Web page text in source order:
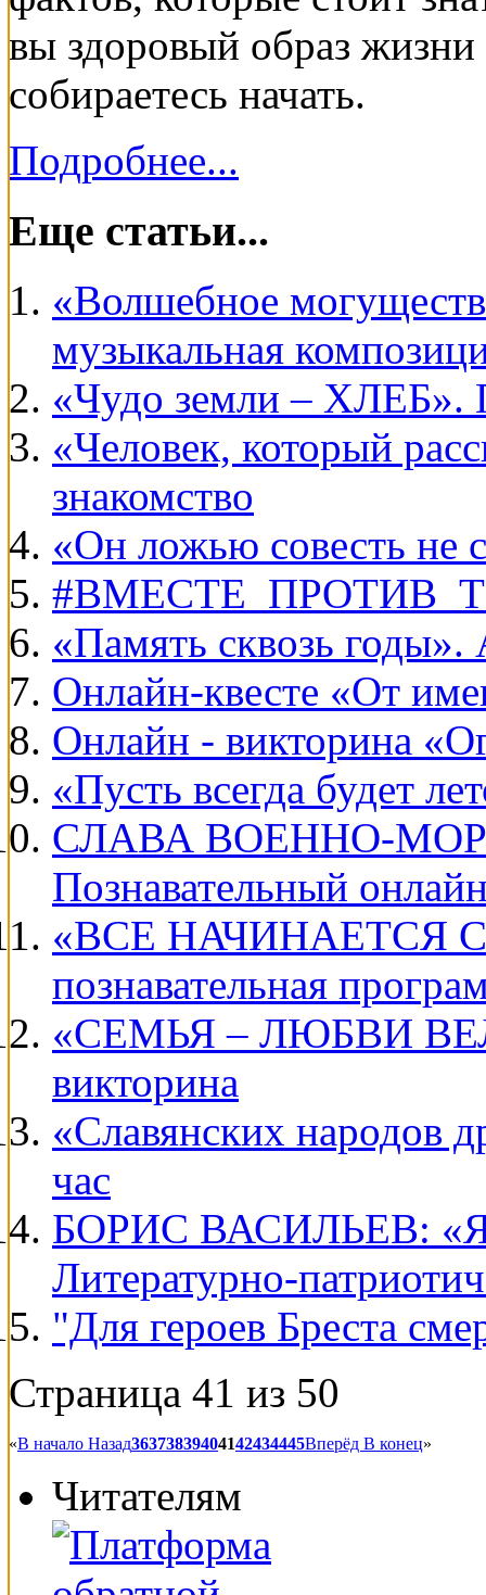
вы здоровый образ жизни
собираетесь начать.
Подробнее...
Еще статьи...
«Волшебное
музыкальная
«Чудо земли – ХЛЕБ».
«Человек, который
знакомство
«Он ложью совесть не
«Память сквозь
Онлайн-квесте «От
Онлайн - викторина
«Пусть всегда будет
СЛАВА ВОЕННО-
Познавательный
«ВСЕ НАЧИНАЕТСЯ С
познавательная
«СЕМЬЯ – ЛЮБВИ
викторина
«Славянских народов
час
БОРИС ВАСИЛЬЕВ:
Литературно-
"Для героев Бреста
Страница 41 из 50
«В начало Назад36373839404142434445Вперёд В конец»
Читателям